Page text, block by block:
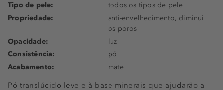
Pó translúcido leve e à base minerais que ajudarão a
Tipo de pele:
todos os tipos de pele
Propriedade:
anti-envelhecimento, diminui
os poros
Opacidade:
luz
Consistência:
pó
Acabamento:
mate